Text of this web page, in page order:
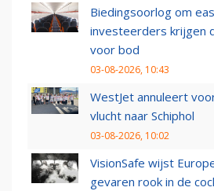
Biedingsoorlog om
investeerders krijgen
voor bod
03-08-2026, 10:43
WestJet annuleert
vlucht naar Schiphol
03-08-2026, 10:02
VisionSafe wijst
gevaren rook in de